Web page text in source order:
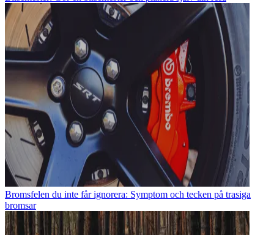
Bromsfelen du inte får ignorera: Symptom och tecken på trasiga
bromsar